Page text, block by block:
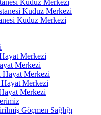
Kuduz Merkezi
Kuduz Merkezi
Merkezi
Merkezi
Hayat Merkezi
Hayat Merkezi
Merkezi
Göçmen Sağlığı